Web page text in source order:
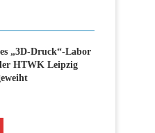
„3D-Druck“-Labor
HTWK Leipzig